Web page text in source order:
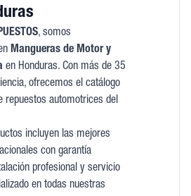
, somos
Mangueras de Motor y
en Honduras. Con más de 35
ofrecemos el catálogo
repuestos automotrices del
incluyen las mejores
con garantía
profesional y servicio
en todas nuestras